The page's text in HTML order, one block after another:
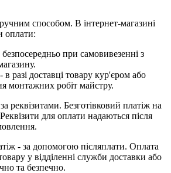
способом. В інтернет-магазині
оплати:
безпосередньо при самовивезенні з
в разі доставці товару кур'єром або
монтажних робіт майстру.
реквізитами. Безготівковий платіж на
для оплати надаються після
- за допомогою післяплати. Оплата
у відділенні служби доставки або
та безпечно.